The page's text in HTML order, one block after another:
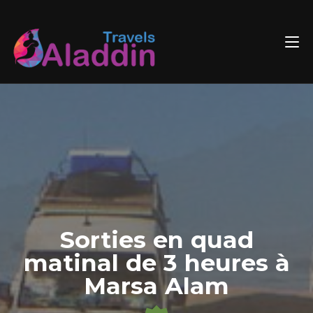
content
Sorties en quad
matinal de 3 heures à
Marsa Alam